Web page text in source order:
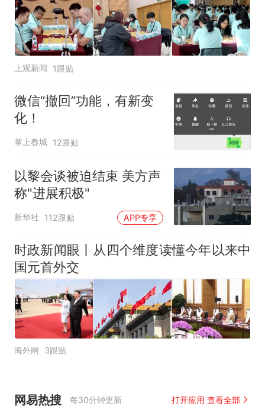
上观新闻 1跟贴
微信“撤回”功能，有新变
化！
掌上春城 12跟贴
以黎会谈被迫结束 美方声
称"进展积极"
新华社 112跟贴 APP专享
时政新闻眼丨从四个维度读懂今年以来中
国元首外交
海外网 3跟贴
网易热搜 每30分钟更新 打开应用 查看全部